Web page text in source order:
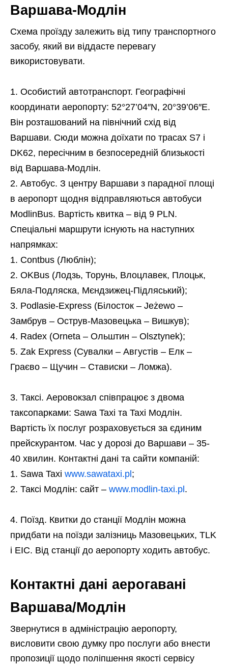
Варшава-Модлін
Схема проїзду залежить від типу транспортного
засобу, який ви віддасте перевагу
використовувати.
Особистий автотранспорт. Географічні
координати аеропорту: 52°27’04″N, 20°39’06″E.
Він розташований на північний схід від
Варшави. Сюди можна доїхати по трасах S7 і
DK62, пересічним в безпосередній близькості
від Варшава-Модлін.
Автобус. З центру Варшави з парадної площі
в аеропорт щодня відправляються автобуси
ModlinBus. Вартість квитка – від 9 PLN.
Спеціальні маршрути існують на наступних
напрямках:
Contbus (Люблін);
OKBus (Лодзь, Торунь, Влоцлавек, Плоцьк,
Бяла-Подляска, Мєндзижец-Підляський);
Podlasie-Express (Білосток – Jeżewo –
Замбрув – Острув-Мазовецька – Вишкув);
Radex (Orneta – Ольштин – Olsztynek);
Zak Express (Сувалки – Августів – Елк –
Граєво – Щучин – Стависки – Ломжа).
Таксі. Аеровокзал співпрацює з двома
таксопарками: Sawa Taxi та Taxi Модлін.
Вартість їх послуг розраховується за єдиним
прейскурантом. Час у дорозі до Варшави – 35-
40 хвилин. Контактні дані та сайти компаній:
Sawa Taxi www.sawataxi.pl;
Таксі Модлін: сайт – www.modlin-taxi.pl.
Поїзд. Квитки до станції Модлін можна
придбати на поїзди залізниць Мазовецьких, TLK
і EIC. Від станції до аеропорту ходить автобус.
Контактні дані аерогавані
Варшава/Модлін
Звернутися в адміністрацію аеропорту,
висловити свою думку про послуги або внести
пропозиції щодо поліпшення якості сервісу